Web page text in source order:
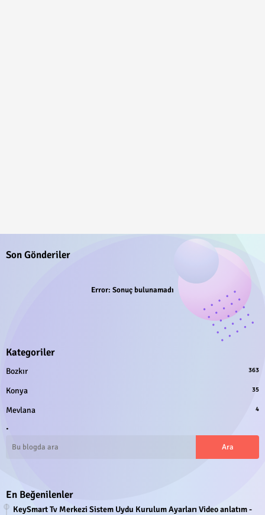
Son Gönderiler
Error: Sonuç bulunamadı
Kategoriler
Bozkır 363
Konya 35
Mevlana 4
.
En Beğenilenler
KeySmart Tv Merkezi Sistem Uydu Kurulum Ayarları Video anlatım -